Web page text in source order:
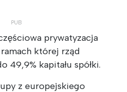
prywatyzacja
której rząd
49,9% kapitału spółki.
z europejskiego